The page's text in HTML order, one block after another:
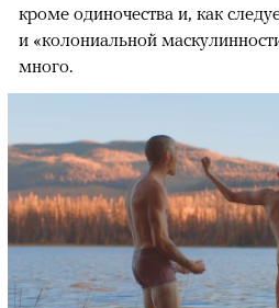
кроме одиночества и, как
и «колониальной
много.